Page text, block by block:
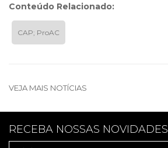
Conteúdo Relacionado:
CAP; ProAC
VEJA MAIS NOTÍCIAS
RECEBA NOSSAS NOVIDADES